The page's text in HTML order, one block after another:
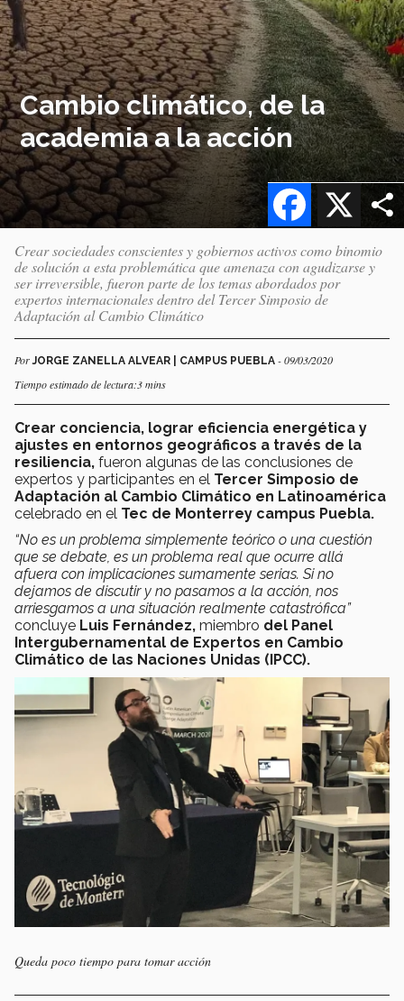
Cambio climático, de la
academia a la acción
X
Facebook
Crear sociedades conscientes y gobiernos activos como binomio
de solución a esta problemática que amenaza con agudizarse y
ser irreversible, fueron parte de los temas abordados por
expertos internacionales dentro del Tercer Simposio de
Adaptación al Cambio Climático
PorJORGE ZANELLA ALVEAR | CAMPUS PUEBLA - 09/03/2020
Tiempo estimado de lectura:3 mins
Crear conciencia, lograr eficiencia energética y
ajustes en entornos geográficos a través de la
resiliencia, fueron algunas de las conclusiones de
expertos y participantes en el Tercer Simposio de
Adaptación al Cambio Climático en Latinoamérica
celebrado en el Tec de Monterrey campus Puebla.
“No es un problema simplemente teórico o una cuestión
que se debate, es un problema real que ocurre allá
afuera con implicaciones sumamente serias. Si no
dejamos de discutir y no pasamos a la acción, nos
arriesgamos a una situación realmente catastrófica”
concluye Luis Fernández, miembro del Panel
Intergubernamental de Expertos en Cambio
Climático de las Naciones Unidas (IPCC).
Queda poco tiempo para tomar acción